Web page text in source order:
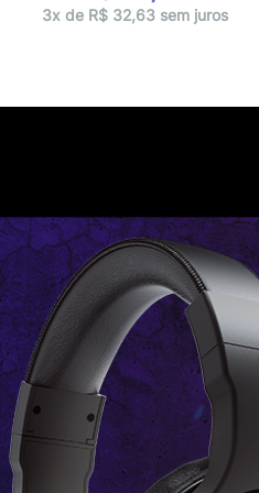
3x de R$ 32,63 sem juros